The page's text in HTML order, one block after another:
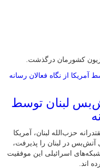
کشورمان درگذشت.
لبنان توسط
حزب‌الله لبنان، آمریکا
در لبنان را پذیرفت،
اسرائیلی این موفقیت
اند.